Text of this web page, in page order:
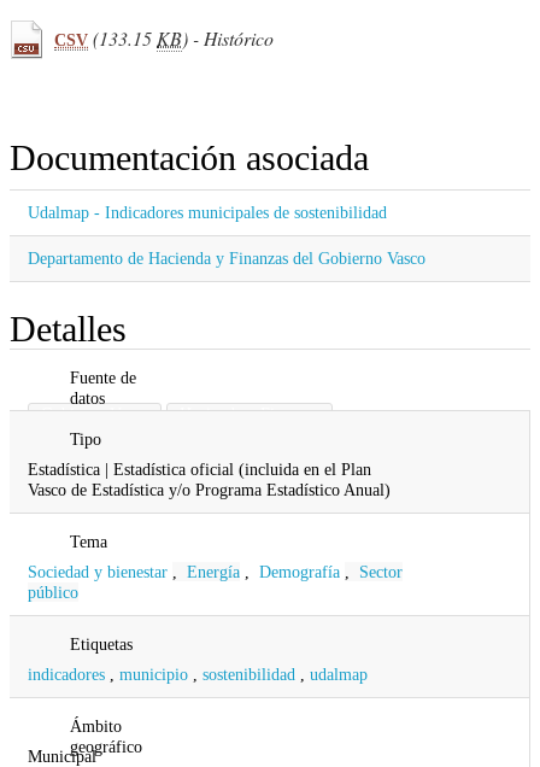
CSV (133.15KB) - Histórico
Documentación asociada
Udalmap - Indicadores municipales de sostenibilidad
Departamento de Hacienda y Finanzas del Gobierno Vasco
Detalles
Fuente de
datos
Gobierno Vasco Hacienda y Finanzas
Tipo
Estadística | Estadística oficial (incluida en el Plan
Vasco de Estadística y/o Programa Estadístico Anual)
Tema
Sociedad y bienestar
Energía Demografía
Sector
público
Etiquetas
indicadores
municipio sostenibilidad udalmap
Ámbito
geográfico
Municipal